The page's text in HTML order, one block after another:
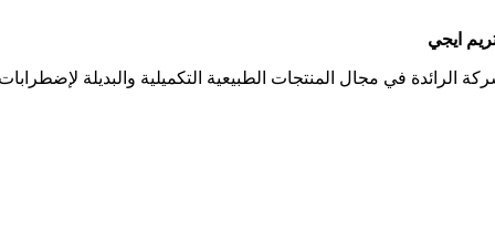
ايجي
الرائدة في مجال المنتجات الطبيعية التكميلية والبديلة